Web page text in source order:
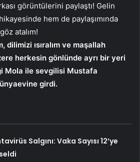
görüntülerini paylaştı! Gelin
hem de paylaşımında
atalım!
dilimizi ısıralım ve maşallah
herkesin gönlünde ayrı bir yeri
Mola ile sevgilisi Mustafa
girdi.
Salgını: Vaka Sayısı 12’ye